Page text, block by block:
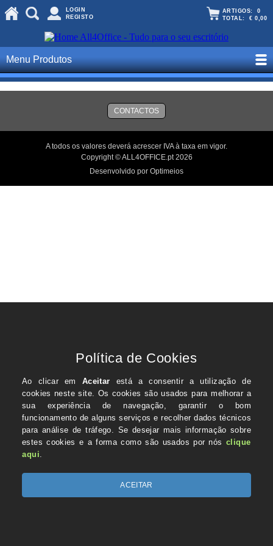
LOGIN
REGISTO
ARTIGOS: 0
TOTAL: € 0,00
Menu Produtos
CONTACTOS
A todos os valores deverá acrescer IVA à taxa em vigor.
Copyright © ALL4OFFICE.pt 2026
Desenvolvido por Optimeios